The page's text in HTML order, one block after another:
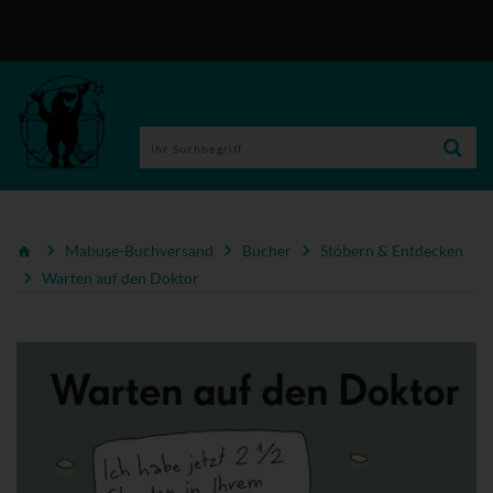
Mabuse-Buchversand Bücher
Stöbern & Entdecken
Warten auf den Doktor